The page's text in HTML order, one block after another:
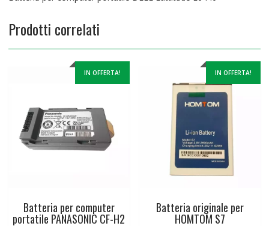
Prodotti correlati
IN OFFERTA!
Batteria per computer
portatile PANASONIC CF-H2
IN OFFERTA!
Batteria originale per
HOMTOM S7